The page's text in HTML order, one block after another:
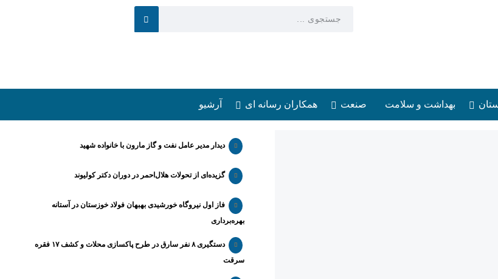
بهداشت و سلامت صنعت همکاران رسانه ای آرشیو
دیدار مدیر عامل نفت و گاز مارون با خانواده شهید
گزیده‌ای از تحولات هلال‌احمر در دوران دکتر کولیوند
فاز اول نیروگاه خورشیدی بهبهان فولاد خوزستان در آستانه
بهره‌برداری
دستگیری ۸ نفر سارق در طرح پاکسازی محلات و کشف ۱۷ فقره
سرقت